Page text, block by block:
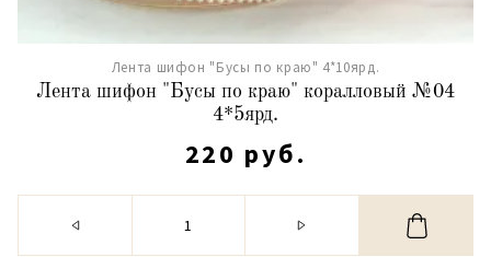
Лента шифон "Бусы по краю" 4*10ярд.
Лента шифон "Бусы по краю" коралловый №04
4*5ярд.
220 руб.